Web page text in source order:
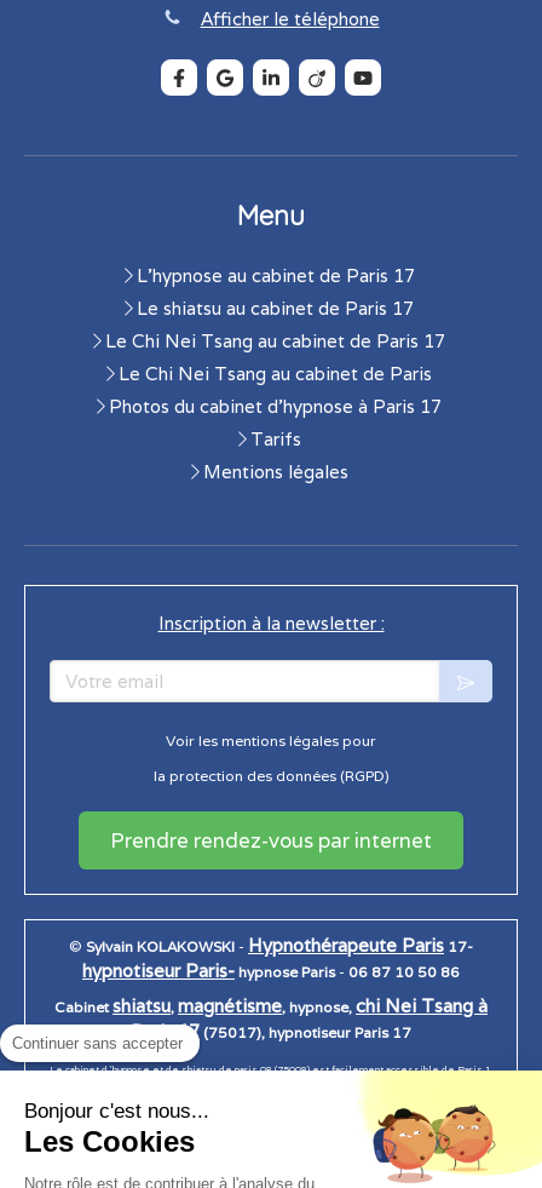
Afficher le téléphone
Menu
L'hypnose au cabinet de Paris 17
Le shiatsu au cabinet de Paris 17
Le Chi Nei Tsang au cabinet de Paris 17
Le Chi Nei Tsang au cabinet de Paris
Photos du cabinet d'hypnose à Paris 17
Tarifs
Mentions légales
Inscription à la newsletter :
Votre email
Voir les mentions légales pour
la protection des données (RGPD)
Prendre rendez-vous par internet
© Sylvain KOLAKOWSKI - Hypnothérapeute Paris 17-
hypnotiseur Paris- hypnose Paris- 06 87 10 50 86
Cabinetshiatsu, magnétisme, hypnose, chi Nei Tsang à
Paris 17 (75017), hypnotiseur Paris 17
Le cabinet d 'hypnose et de shiatsu de paris 08 (75008) est facilement accessible de Paris 1,
12, Paris 13, Paris 14, Paris 15, Paris 16, Paris 17, Paris 18, Paris 19, Paris 20.
Continuer sans accepter
Bonjour c'est nous...
Les Cookies
Notre rôle est de contribuer à l'analyse du